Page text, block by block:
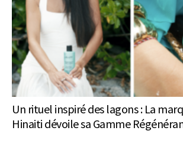
Un rituel inspiré des lagons : La
Hinaiti dévoile sa Gamme